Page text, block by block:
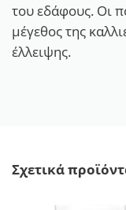
του εδάφους. Οι
μέγεθος της
έλλειψης.
Σχετικά